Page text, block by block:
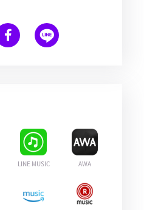
LINE MUSIC AWA